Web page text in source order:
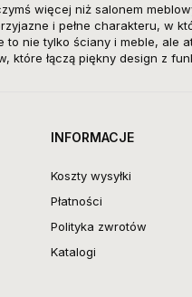
więcej niż salonem
i pełne charakteru, w
nie tylko ściany i meble, ale
łączą piękny design z
INFORMACJE
Koszty wysyłki
Płatności
Polityka zwrotów
Katalogi